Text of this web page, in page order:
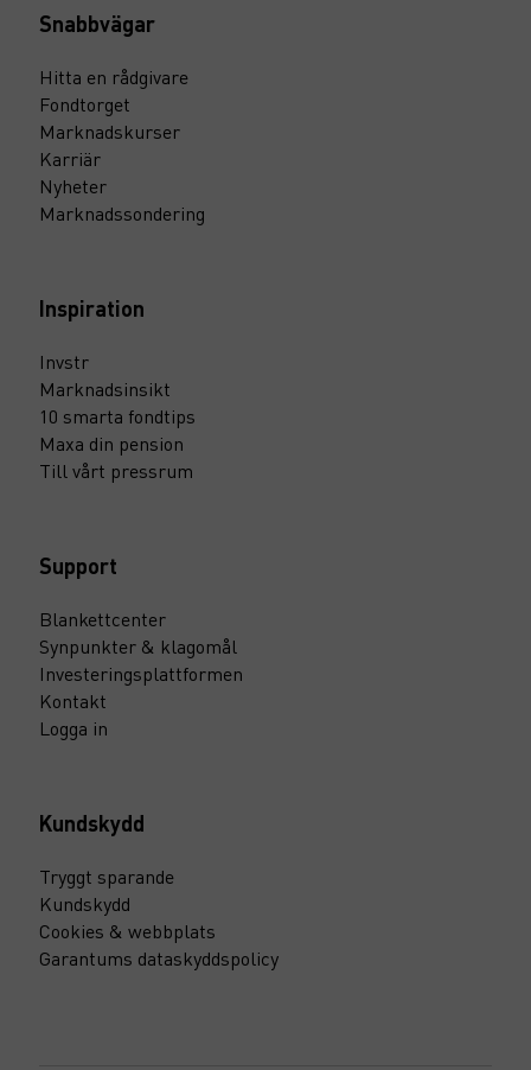
Snabbvägar
Hitta en rådgivare
Fondtorget
Marknadskurser
Karriär
Nyheter
Marknadssondering
Inspiration
Invstr
Marknadsinsikt
10 smarta fondtips
Maxa din pension
Till vårt pressrum
Support
Blankettcenter
Synpunkter & klagomål
Investeringsplattformen
Kontakt
Logga in
Kundskydd
Tryggt sparande
Kundskydd
Cookies & webbplats
Garantums dataskyddspolicy